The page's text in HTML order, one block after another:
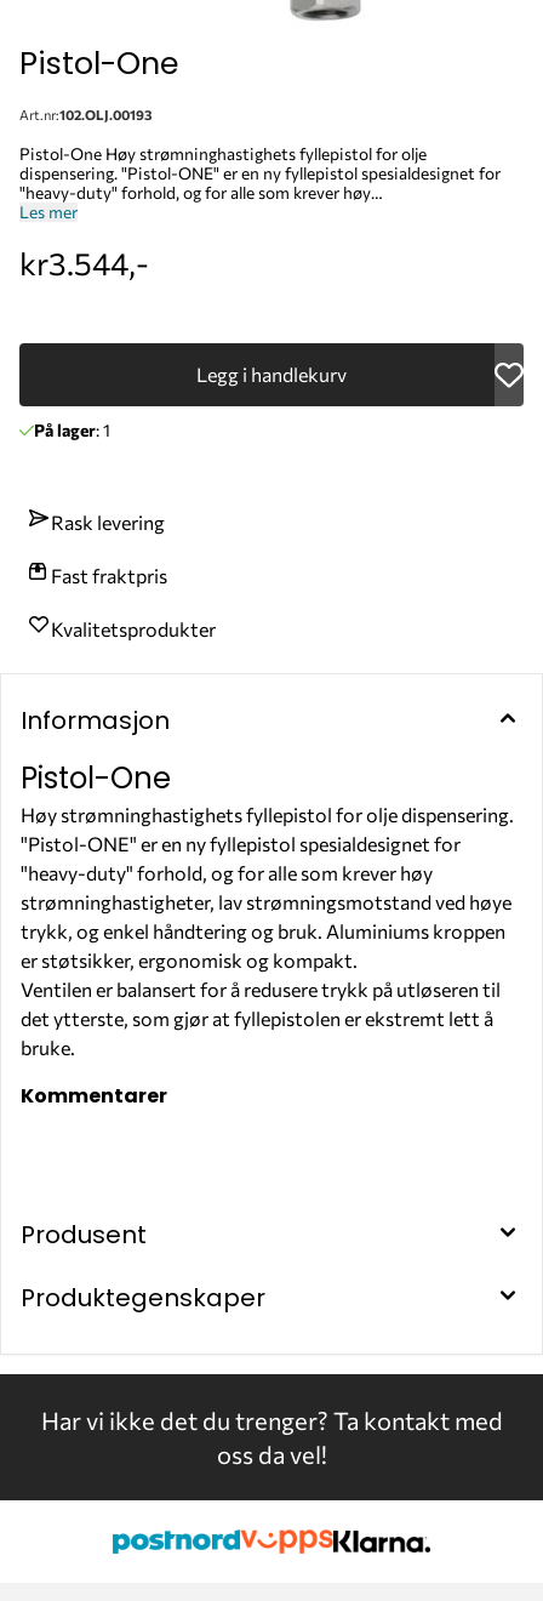
Pistol-One
Art.nr:102.OLJ.00193
Pistol-One Høy strømninghastighets fyllepistol for olje
dispensering. "Pistol-ONE" er en ny fyllepistol spesialdesignet for
"heavy-duty" forhold, og for alle som krever høy
strømninghastigheter, lav strømningsmotstand ved høye trykk, og
ergonomisk og kompakt. Ventilen er balansert for å redusere trykk
på utløseren til det ytterste, som gjør at fyllepistolen er ekstremt
Les mer
kr3.544,-
Legg i handlekurv
På lager: 1
Rask levering
Fast fraktpris
Kvalitetsprodukter
Informasjon
Pistol-One
Høy strømninghastighets fyllepistol for olje dispensering.
"Pistol-ONE" er en ny fyllepistol spesialdesignet for
"heavy-duty" forhold, og for alle som krever høy
strømninghastigheter, lav strømningsmotstand ved høye
trykk, og enkel håndtering og bruk. Aluminiums kroppen
er støtsikker, ergonomisk og kompakt.
Ventilen er balansert for å redusere trykk på utløseren til
det ytterste, som gjør at fyllepistolen er ekstremt lett å
bruke.
Kommentarer
Produsent
Produktegenskaper
Har vi ikke det du trenger? Ta kontakt med
oss da vel!